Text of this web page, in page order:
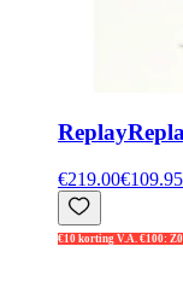
Replay
€219.00€109.95
€10 korting V.A. €100: